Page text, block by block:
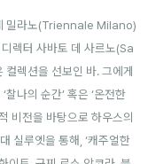
밀라노(Triennale Milano)
렉터 사바토 데 사르노(Sa
렉션을 선보인 바. 그에게
나의 순간’ 혹은 ‘온전한
비전을 바탕으로 하우스의
실루엣을 통해, ‘캐주얼한